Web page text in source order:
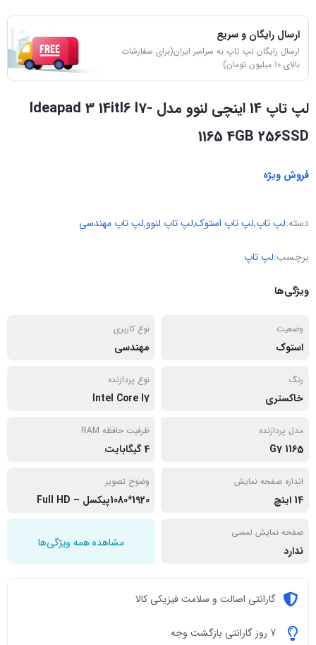
ارسال رایگان و سریع
ارسال رایگان لپ تاپ به سراسر ایران(برای سفارشات
بالای 10 میلیون تومان)
لپ تاپ 14 اینچی لنوو مدل Ideapad 3 14itl6 I7-
1165 4GB 256SSD
فروش ویژه
دسته:لپ تاپ,لپ تاپ استوک,لپ تاپ لنوو,لپ تاپ مهندسی
برچسب:لپ تاپ
ویژگی‌ها
وضعیت
استوک
نوع کاربری
مهندسی
رنگ
خاکستری
نوع پردازنده
Intel Core I7
مدل پردازنده
1165 G7
ظرفیت حافظه RAM
4 گیگابایت
اندازه صفحه نمایش
14 اینچ
وضوح تصویر
1920*1080پیکسل – Full HD
صفحه نمایش لمسی
ندارد
مشاهده همه ویژگی‌ها
گارانتی اصالت و سلامت فیزیکی کالا
7 روز گارانتی بازگشت وجه